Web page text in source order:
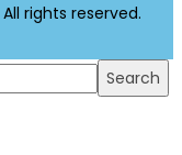
All rights reserved.
Search